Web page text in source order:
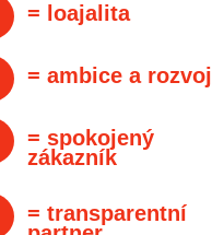
= loajalita
= ambice a rozvoj
= spokojený
zákazník
= transparentní